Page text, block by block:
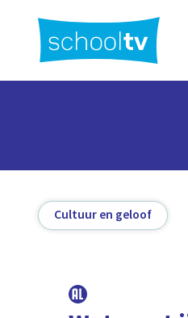
hoofdinhoud
Cultuur en geloof